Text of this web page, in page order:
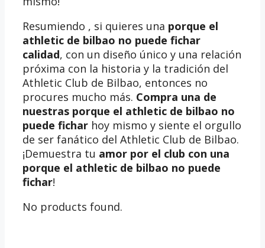
Resumiendo , si quieres una porque el
athletic de bilbao no puede fichar
calidad, con un diseño único y una relación
próxima con la historia y la tradición del
Athletic Club de Bilbao, entonces no
procures mucho más. Compra una de
nuestras porque el athletic de bilbao no
puede fichar hoy mismo y siente el orgullo
de ser fanático del Athletic Club de Bilbao.
¡Demuestra tu amor por el club con una
porque el athletic de bilbao no puede
fichar!
No products found.